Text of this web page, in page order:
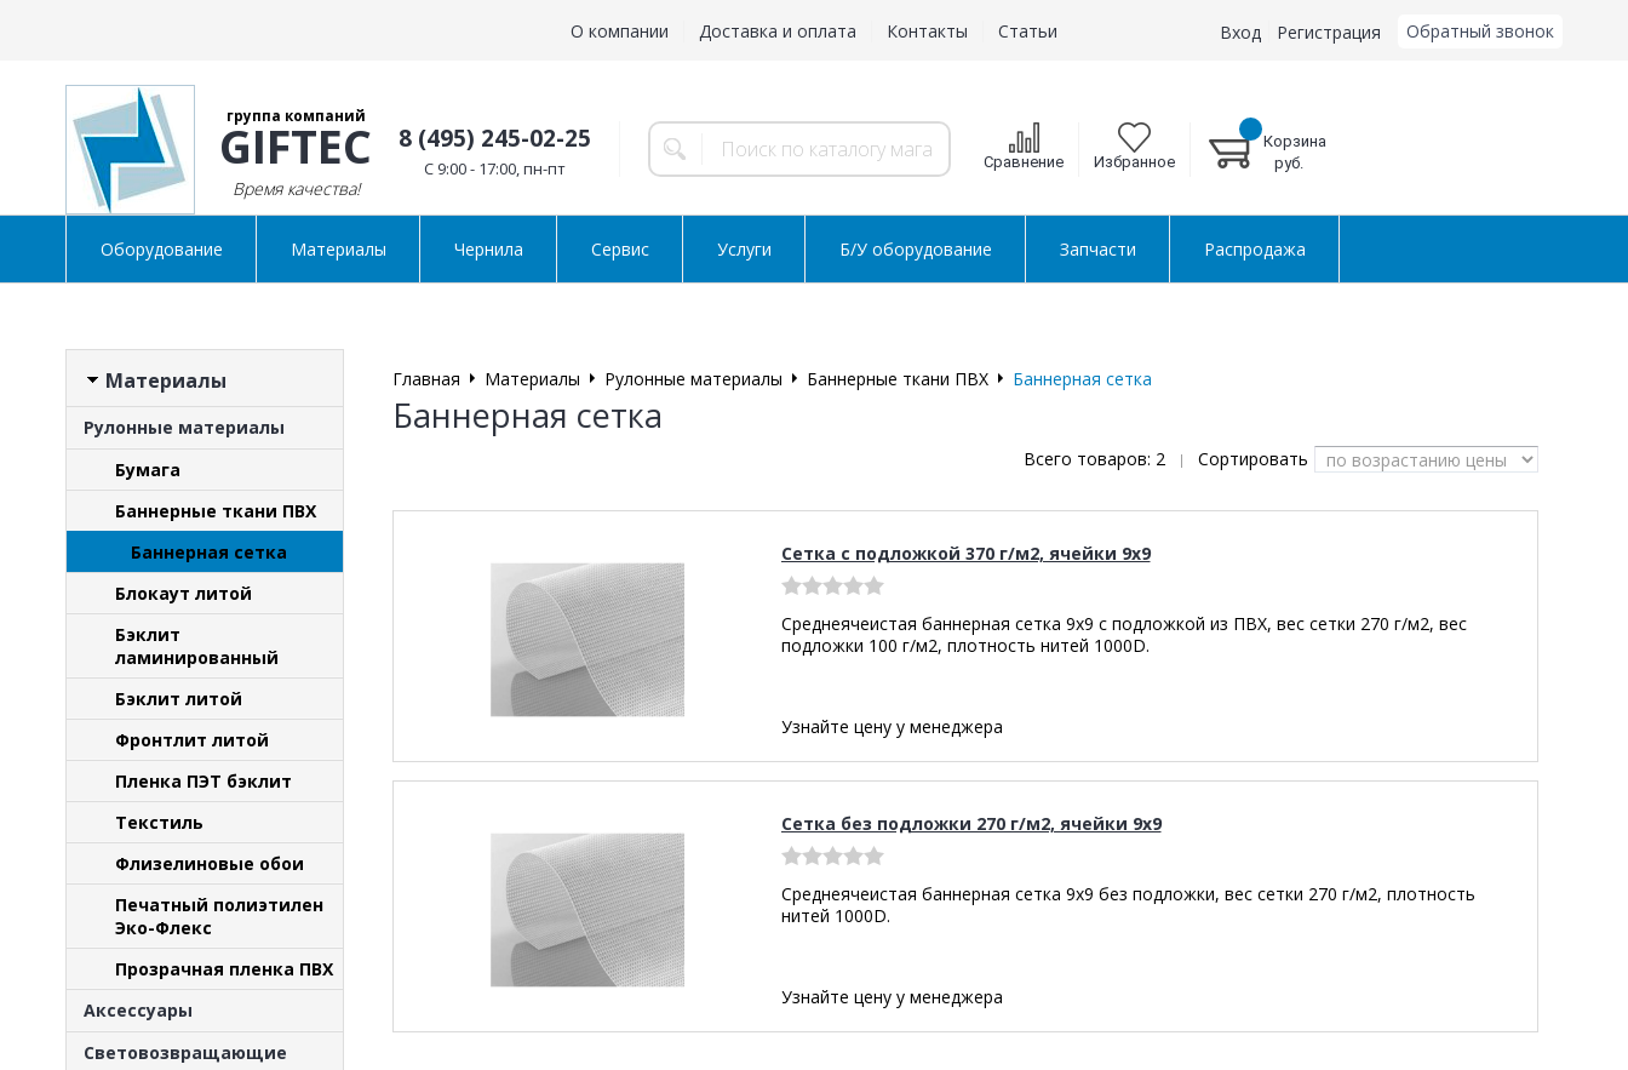
О компании Доставка и оплата Контакты Статьи Вход Регистрация Обратный звонок
группа компаний
GIFTEC
Время качества!
8 (495) 245-02-25
C 9:00 - 17:00, пн-пт Сравнение Избранное
Корзина
руб.
Оборудование Материалы Чернила Сервис Услуги Б/У оборудование Запчасти Распродажа
Материалы
Рулонные материалы
Бумага
Баннерные ткани ПВХ
Баннерная сетка
Блокаут литой
Бэклит
ламинированный
Бэклит литой
Фронтлит литой
Пленка ПЭТ бэклит
Текстиль
Флизелиновые обои
Печатный полиэтилен
Эко-Флекс
Прозрачная пленка ПВХ
Аксессуары
Световозвращающие
Главная Материалы Рулонные материалы Баннерные ткани ПВХ Баннерная сетка
Баннерная сетка
Всего товаров: 2 | Сортировать
Сетка с подложкой 370 г/м2, ячейки 9х9
Среднеячеистая баннерная сетка 9х9 с подложкой из ПВХ, вес сетки 270 г/м2, вес
подложки 100 г/м2, плотность нитей 1000D.
Узнайте цену у менеджера
Сетка без подложки 270 г/м2, ячейки 9х9
Среднеячеистая баннерная сетка 9х9 без подложки, вес сетки 270 г/м2, плотность
нитей 1000D.
Узнайте цену у менеджера